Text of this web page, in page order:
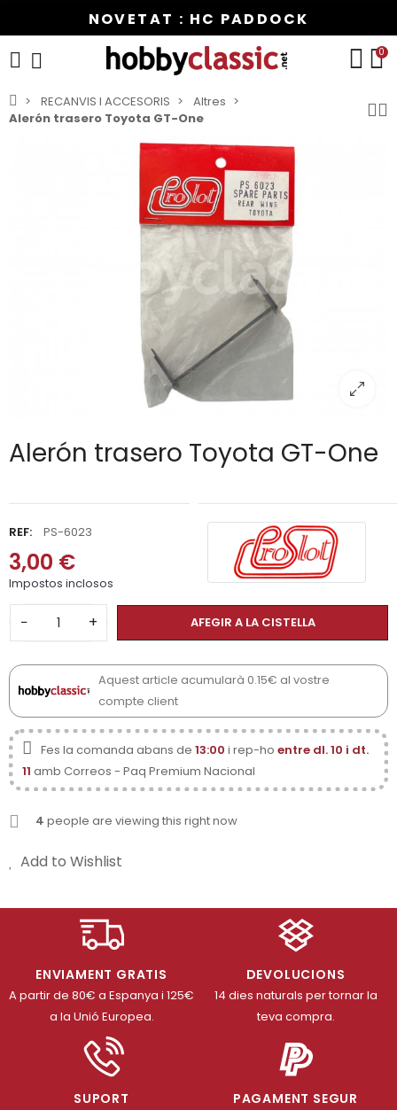
NOVETAT : HC PADDOCK
0
RECANVIS I ACCESORIS
Altres
Alerón trasero Toyota GT-One
Alerón trasero Toyota GT-One
REF: PS-6023
3,00 €
Impostos inclosos
− + AFEGIR A LA CISTELLA
Aquest article acumularà 0.15€ al vostre
compte client
Fes la comanda abans de 13:00 i rep-ho entre dl. 10 i dt.
11 amb Correos - Paq Premium Nacional
4 people are viewing this right now
Add to Wishlist
ENVIAMENT GRATIS
A partir de 80€ a Espanya i 125€
a la Unió Europea.
DEVOLUCIONS
14 dies naturals per tornar la
teva compra.
SUPORT PAGAMENT SEGUR